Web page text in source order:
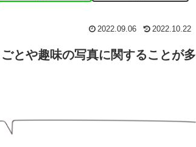
2022.09.06 2022.10.22
とや趣味の写真に関することが多